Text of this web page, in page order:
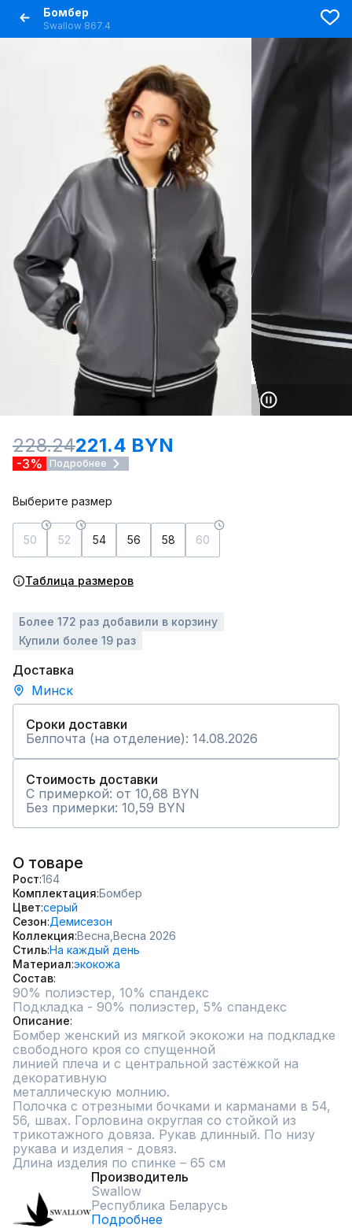
Бомбер
Swallow 867.4
228.24221.4 BYN
-3% Подробнее
Выберите размер
50 52 54 56 58 60
Таблица размеров
Более 172 раз добавили в корзину
Купили более 19 раз
Доставка
Минск
Сроки доставки
Белпочта (на отделение): 14.08.2026
Стоимость доставки
С примеркой: от 10,68 BYN
Без примерки: 10,59 BYN
О товаре
Рост 164
Комплектация Бомбер
Цвет серый
Сезон Демисезон
Коллекция Весна, Весна 2026
СтильНа каждый день
Материал экокожа
Состав
90% полиэстер, 10% спандекс
Подкладка - 90% полиэстер, 5% спандекс
Описание
Бомбер женский из мягкой экокожи на подкладке
свободного кроя со спущенной
линией плеча и с центральной застёжкой на
декоративную
металлическую молнию.
Полочка с отрезными бочками и карманами в 54,
56, швах. Горловина округлая со стойкой из
трикотажного довяза. Рукав длинный. По низу
рукава и изделия - довяз.
Длина изделия по спинке – 65 см
Производитель
Swallow
Республика Беларусь
Подробнее